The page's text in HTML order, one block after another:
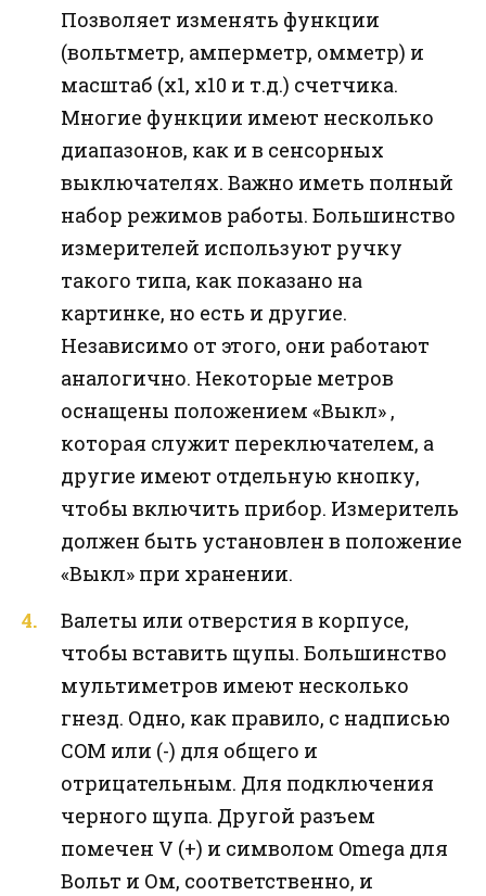
Позволяет изменять функции
(вольтметр, амперметр, омметр) и
масштаб (x1, x10 и т.д.) счетчика.
Многие функции имеют несколько
диапазонов, как и в сенсорных
выключателях. Важно иметь полный
набор режимов работы. Большинство
измерителей используют ручку
такого типа, как показано на
картинке, но есть и другие.
Независимо от этого, они работают
аналогично. Некоторые метров
оснащены положением «Выкл» ,
которая служит переключателем, а
другие имеют отдельную кнопку,
чтобы включить прибор. Измеритель
должен быть установлен в положение
«Выкл» при хранении.
Валеты или отверстия в корпусе,
чтобы вставить щупы. Большинство
мультиметров имеют несколько
гнезд. Одно, как правило, с надписью
COM или (-) для общего и
отрицательным. Для подключения
черного щупа. Другой разъем
помечен V (+) и символом Omega для
Вольт и Ом, соответственно, и